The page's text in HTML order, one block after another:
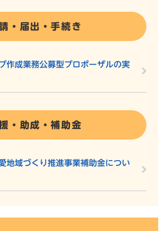
・届出・手続き
作成業務公募型プロポーザルの実
・助成・補助金
地域づくり推進事業補助金につい